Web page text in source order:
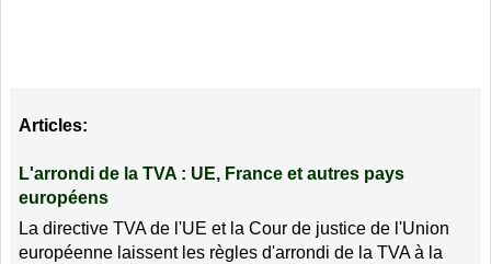
Articles:
L'arrondi de la TVA : UE, France et autres pays
européens
La directive TVA de l'UE et la Cour de justice de l'Union
européenne laissent les règles d'arrondi de la TVA à la